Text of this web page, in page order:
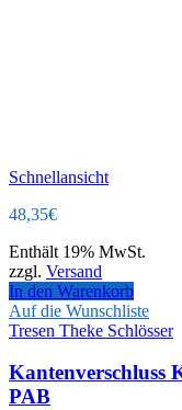
Schnellansicht
48,35€
Enthält 19% MwSt.
zzgl. Versand
In den Warenkorb
Auf die Wunschliste
Tresen Theke Schlösser
Kantenverschluss
PAB